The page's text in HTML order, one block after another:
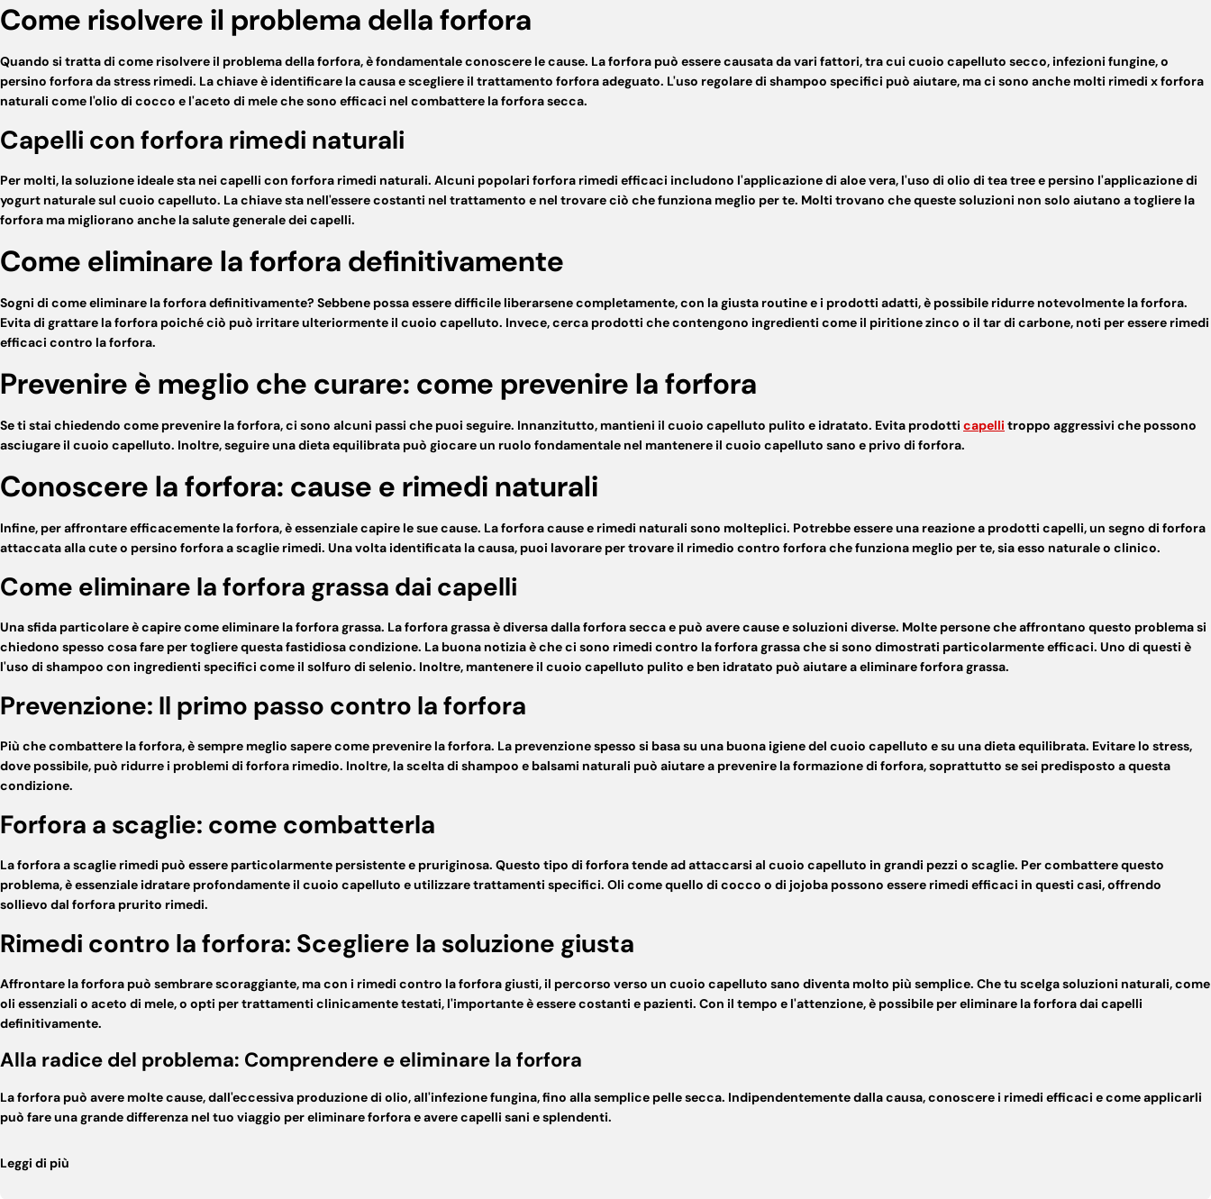
Come risolvere il problema della forfora
Quando si tratta di come risolvere il problema della forfora, è fondamentale conoscere le cause. La forfora può essere causata da vari fattori, tra cui cuoio capelluto secco, infezioni fungine, o
persino forfora da stress rimedi. La chiave è identificare la causa e scegliere il trattamento forforaadeguato. L'uso regolare di shampoo specifici può aiutare, ma ci sono anche molti rimedi x forfora
naturali come l'olio di cocco e l'aceto di mele che sono efficaci nel combattere la forfora secca.
Capelli con forfora rimedi naturali
Per molti, la soluzione ideale sta nei capelli con forfora rimedi naturali. Alcuni popolari forfora rimedi efficaci includono l'applicazione di aloe vera, l'uso di olio di tea tree e persino l'applicazione di
yogurt naturale sul cuoio capelluto. La chiave sta nell'essere costanti nel trattamento e nel trovare ciò che funziona meglio per te. Molti trovano che queste soluzioni non solo aiutano atogliere la
forfora ma migliorano anche la salute generale dei capelli.
Come eliminare la forfora definitivamente
Sogni di come eliminare la forfora definitivamente? Sebbene possa essere difficile liberarsene completamente, con la giusta routine e i prodotti adatti, è possibile ridurre notevolmente la forfora.
Evita di grattare la forfora poiché ciò può irritare ulteriormente il cuoio capelluto. Invece, cerca prodotti che contengono ingredienti come il piritione zinco o il tar di carbone, noti per essere rimedi
efficaci contro la forfora.
Prevenire è meglio che curare: come prevenire la forfora
Se ti stai chiedendo come prevenire la forfora, ci sono alcuni passi che puoi seguire. Innanzitutto, mantieni il cuoio capelluto pulito e idratato. Evita prodotti capelli troppo aggressivi che possono
asciugare il cuoio capelluto. Inoltre, seguire una dieta equilibrata può giocare un ruolo fondamentale nel mantenere il cuoio capelluto sano e privo di forfora.
Conoscere la forfora: cause e rimedi naturali
Infine, per affrontare efficacemente la forfora, è essenziale capire le sue cause. Laforfora cause e rimedi naturali sono molteplici. Potrebbe essere una reazione a prodotti capelli, un segno di forfora
attaccata alla cuteo persino forfora a scaglie rimedi. Una volta identificata la causa, puoi lavorare per trovare il rimedio contro forforache funziona meglio per te, sia esso naturale o clinico.
Come eliminare la forfora grassa dai capelli
Una sfida particolare è capirecome eliminare la forfora grassa. La forfora grassa è diversa dalla forfora secca e può avere cause e soluzioni diverse. Molte persone che affrontano questo problema si
chiedono spesso cosafare pertoglierequesta fastidiosa condizione. La buona notizia è che ci sono rimedi contro la forfora grassache si sono dimostrati particolarmenteefficaci. Uno di questi è
l'uso di shampoo con ingredienti specifici come il solfuro di selenio. Inoltre, mantenere il cuoio capelluto pulito e ben idratato può aiutare aeliminare forforagrassa.
Prevenzione: Il primo passo contro la forfora
Più che combattere la forfora, è sempre meglio saperecome prevenire la forfora. La prevenzione spesso si basa su una buona igiene del cuoio capelluto e su una dieta equilibrata. Evitare lo stress,
dove possibile, può ridurre i problemi di forfora rimedio. Inoltre, la scelta di shampoo e balsami naturali può aiutare a prevenire la formazione di forfora, soprattutto se sei predisposto a questa
condizione.
Forfora a scaglie: come combatterla
Laforfora a scaglie rimedi può essere particolarmente persistente e pruriginosa. Questo tipo di forfora tende ad attaccarsi al cuoio capelluto in grandi pezzi o scaglie. Per combattere questo
problema, è essenziale idratare profondamente il cuoio capelluto e utilizzare trattamenti specifici. Oli come quello di cocco o di jojoba possono essere rimedi efficaci in questi casi, offrendo
sollievo dal forfora prurito rimedi.
Rimedi contro la forfora: Scegliere la soluzione giusta
Affrontare la forfora può sembrare scoraggiante, ma con i rimedi contro la forforagiusti, il percorso verso un cuoio capelluto sano diventa molto più semplice. Che tu scelga soluzioni naturali, come
oli essenziali o aceto di mele, o opti per trattamenti clinicamente testati, l'importante è essere costanti e pazienti. Con il tempo e l'attenzione, è possibile per eliminare la forfora dai capelli
definitivamente.
Alla radice del problema: Comprendere e eliminare la forfora
La forfora può avere molte cause, dall'eccessiva produzione di olio, all'infezione fungina, fino alla semplice pelle secca. Indipendentemente dalla causa, conoscere i rimedi efficaci e come applicarli
può fare una grande differenza nel tuo viaggio pereliminare forforae avere capelli sani e splendenti.
Leggi di più